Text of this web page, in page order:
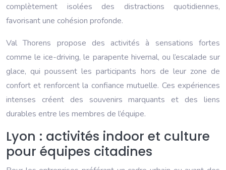
complètement isolées des distractions quotidiennes,
favorisant une cohésion profonde.
Val Thorens propose des activités à sensations fortes
comme le ice-driving, le parapente hivernal, ou l’escalade sur
glace, qui poussent les participants hors de leur zone de
confort et renforcent la confiance mutuelle. Ces expériences
intenses créent des souvenirs marquants et des liens
durables entre les membres de l’équipe.
Lyon : activités indoor et culture
pour équipes citadines